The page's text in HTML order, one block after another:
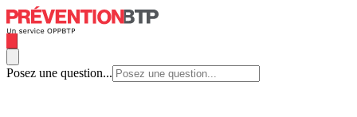
Posez une question...